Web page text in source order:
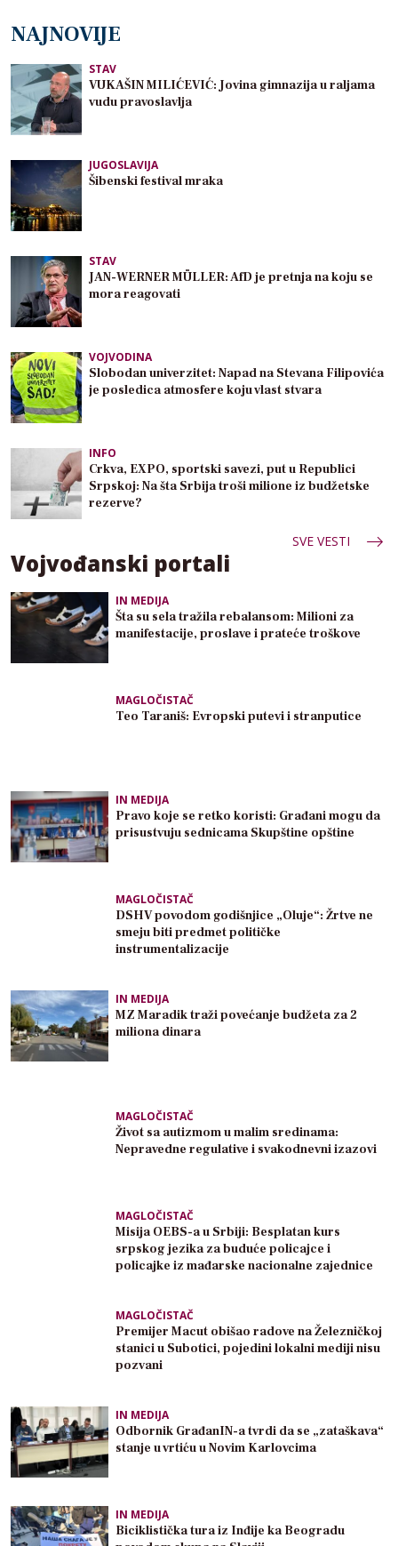
NAJNOVIJE
STAV
VUKAŠIN MILIĆEVIĆ: Jovina gimnazija u raljama
vudu pravoslavlja
JUGOSLAVIJA
Šibenski festival mraka
STAV
JAN-WERNER MÜLLER: AfD je pretnja na koju se
mora reagovati
VOJVODINA
Slobodan univerzitet: Napad na Stevana Filipovića
je posledica atmosfere koju vlast stvara
INFO
Crkva, EXPO, sportski savezi, put u Republici
Srpskoj: Na šta Srbija troši milione iz budžetske
rezerve?
SVE VESTI
Vojvođanski portali
IN MEDIJA
Šta su sela tražila rebalansom: Milioni za
manifestacije, proslave i prateće troškove
MAGLOČISTAČ
Teo Taraniš: Evropski putevi i stranputice
IN MEDIJA
Pravo koje se retko koristi: Građani mogu da
prisustvuju sednicama Skupštine opštine
MAGLOČISTAČ
DSHV povodom godišnjice „Oluje“: Žrtve ne
smeju biti predmet političke
instrumentalizacije
IN MEDIJA
MZ Maradik traži povećanje budžeta za 2
miliona dinara
MAGLOČISTAČ
Život sa autizmom u malim sredinama:
Nepravedne regulative i svakodnevni izazovi
MAGLOČISTAČ
Misija OEBS-a u Srbiji: Besplatan kurs
srpskog jezika za buduće policajce i
policajke iz mađarske nacionalne zajednice
MAGLOČISTAČ
Premijer Macut obišao radove na Železničkoj
stanici u Subotici, pojedini lokalni mediji nisu
pozvani
IN MEDIJA
Odbornik GrađanIN-a tvrdi da se „zataškava“
stanje u vrtiću u Novim Karlovcima
IN MEDIJA
Biciklistička tura iz Inđije ka Beogradu